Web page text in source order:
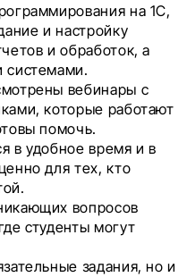
на 1С,
и настройку
и обработок, а
системами.
вебинары с
которые работают
помочь.
в удобное время и в
для тех, кто
вопросов
студенты могут
задания, но и